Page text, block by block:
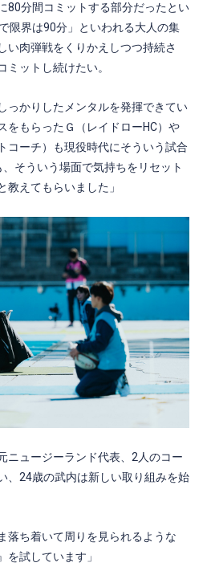
80分間コミットする部分だったとい
限界は90分」といわれる大人の集
い肉弾戦をくりかえしつつ持続さ
ミットし続けたい。
っかりしたメンタルを発揮できてい
をもらったＧ（レイドローHC）や
コーチ）も現役時代にそういう試合
、そういう場面で気持ちをリセット
教えてもらいました」
ニュージーランド代表、 2人のコー
24歳の武内は新しい取り組みを始
落ち着いて周りを見られるような
を試しています」